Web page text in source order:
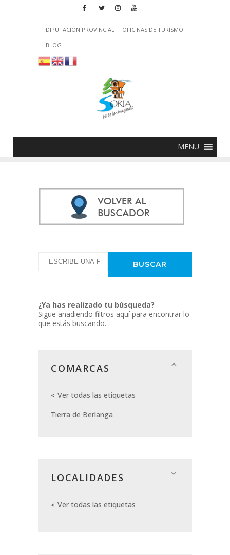
DIPUTACIÓN PROVINCIAL
OFICINAS DE TURISMO
BLOG
MENU
¿Ya has realizado tu búsqueda?
Sigue añadiendo filtros aquí para encontrar lo
que estás buscando.
COMARCAS
Ver todas las etiquetas
Tierra de Berlanga
LOCALIDADES
Ver todas las etiquetas